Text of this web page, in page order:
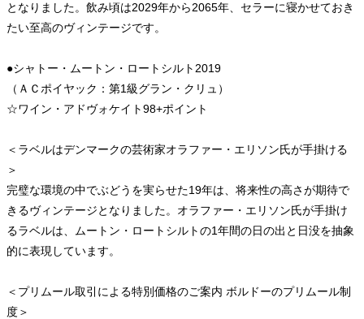
となりました。飲み頃は2029年から2065年、セラーに寝かせておき
たい至高のヴィンテージです。
●シャトー・ムートン・ロートシルト2019
（ＡＣポイヤック：第1級グラン・クリュ）
☆ワイン・アドヴォケイト98+ポイント
＜ラベルはデンマークの芸術家オラファー・エリソン氏が手掛ける
＞
完璧な環境の中でぶどうを実らせた19年は、将来性の高さが期待で
きるヴィンテージとなりました。オラファー・エリソン氏が手掛け
るラベルは、ムートン・ロートシルトの1年間の日の出と日没を抽象
的に表現しています。
＜プリムール取引による特別価格のご案内 ボルドーのプリムール制
度＞